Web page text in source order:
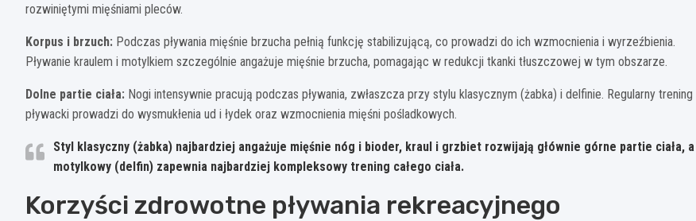
rozwiniętymi mięśniami pleców.
Korpus i brzuch: Podczas pływania mięśnie brzucha pełnią funkcję stabilizującą, co prowadzi do ich wzmocnienia i wyrzeźbienia.
Pływanie kraulem i motylkiem szczególnie angażuje mięśnie brzucha, pomagając w redukcji tkanki tłuszczowej w tym obszarze.
Dolne partie ciała: Nogi intensywnie pracują podczas pływania, zwłaszcza przy stylu klasycznym (żabka) i delfinie. Regularny trening
pływacki prowadzi do wysmukłenia ud i łydek oraz wzmocnienia mięśni pośladkowych.
Styl klasyczny (żabka) najbardziej angażuje mięśnie nóg i bioder, kraul i grzbiet rozwijają głównie górne partie ciała, a
motylkowy (delfin) zapewnia najbardziej kompleksowy trening całego ciała.
Korzyści zdrowotne pływania rekreacyjnego